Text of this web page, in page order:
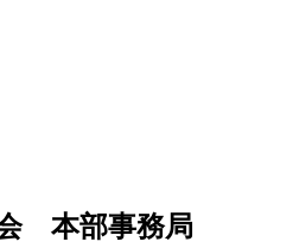
本部事務局